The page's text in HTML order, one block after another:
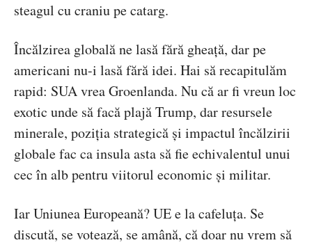
steagul cu craniu pe catarg.
Încălzirea globală ne lasă fără gheață, dar pe
americani nu-i lasă fără idei. Hai să recapitulăm
rapid: SUA vrea Groenlanda. Nu că ar fi vreun loc
exotic unde să facă plajă Trump, dar resursele
minerale, poziția strategică și impactul încălzirii
globale fac ca insula asta să fie echivalentul unui
cec în alb pentru viitorul economic și militar.
Iar Uniunea Europeană? UEela cafeluța. Se
discută, se votează, se amână, că doar nu vrem să